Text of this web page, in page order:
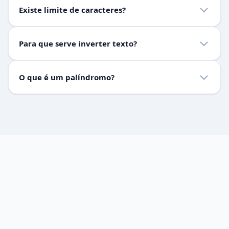
navegador. Nenhum texto digitado é enviado para
servidores externos. Seus dados permanecem
Existe limite de caracteres?
Não há limite fixo. A ferramenta processa o texto no
próprio navegador, então funciona com textos de qualquer
tamanho.
Para que serve inverter texto?
Inverter texto é útil para criar efeitos visuais em redes
sociais, resolver desafios de programação, verificar
palíndromos, gerar textos estilizados e em atividades
O que é um palíndromo?